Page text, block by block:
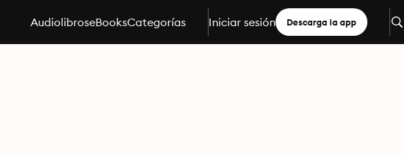
AudiolibroseBooksCategorías Iniciar sesión Descarga la app